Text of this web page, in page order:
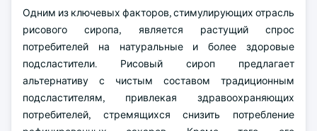
Одним из ключевых факторов, стимулирующих отрасль
рисового сиропа, является растущий спрос
потребителей на натуральные и более здоровые
подсластители. Рисовый сироп предлагает
альтернативу с чистым составом традиционным
подсластителям, привлекая здравоохраняющих
потребителей, стремящихся снизить потребление